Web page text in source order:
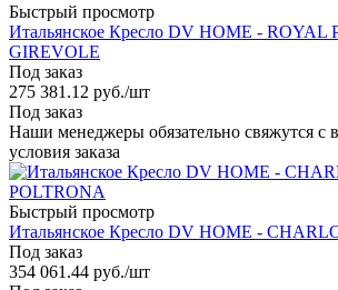
Быстрый просмотр
Итальянское Кресло DV HOME - ROYAL
GIREVOLE
Под заказ
275 381.12 руб./шт
Под заказ
Наши менеджеры обязательно свяжутся с
условия заказа
Быстрый просмотр
Итальянское Кресло DV HOME -
Под заказ
354 061.44 руб./шт